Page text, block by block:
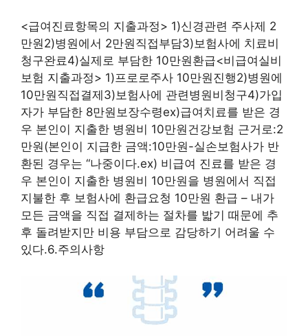
<급여진료항목의 지출과정> 1)신경관련 주사제 2
만원2)병원에서 2만원직접부담3)보험사에 치료비
청구완료4)실제로 부담한 10만원환급<비급여실비
보험 지출과정> 1)프로로주사 10만원진행2)병원에
10만원직접결제3)보험사에 관련병원비청구4)가입
자가 부담한 8만원보장수령ex)급여치료를 받은 경
우 본인이 지출한 병원비 10만원건강보험 근거로:2
만원(본인이 지급한 금액:10만원-실손보험사가 반
환된 경우는 “나중이다.ex) 비급여 진료를 받은 경
우 본인이 지출한 병원비 10만원을 병원에서 직접
지불한 후 보험사에 환급요청 10만원 환급 – 내가
모든 금액을 직접 결제하는 절차를 밟기 때문에 추
후 돌려받지만 비용 부담으로 감당하기 어려울 수
있다.6.주의사항